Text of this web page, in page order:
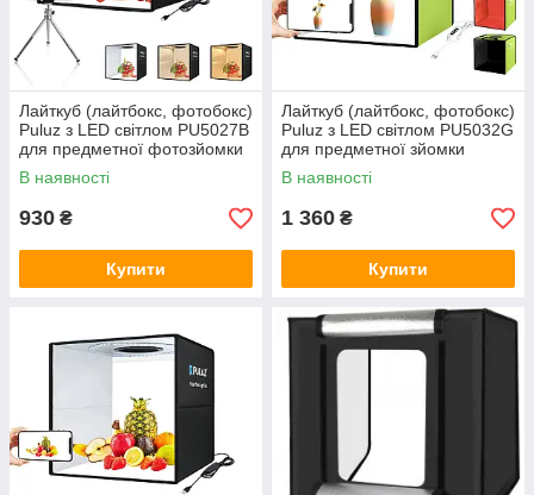
Лайткуб (лайтбокс, фотобокс)
Puluz з LED світлом PU5027B
для предметної фотозйомки
(макрозйомки) 25 х 25 х 25
В наявності
930 ₴
Купити
Лайткуб (лайтбокс, фотобокс)
Puluz з LED світлом PU5032G
для предметної зйомки
(макрозйомки) 30 х 30 х 30
В наявності
1 360 ₴
Купити